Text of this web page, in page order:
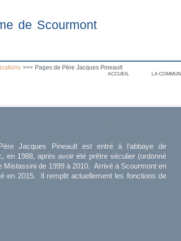
de Scourmont
ACCUEIL LA
>>> Pages de Père Jacques Pineault
Jacques Pineault est entré à l’abbaye de
en 1988, après avoir été prêtre séculier (ordonné
Mistassini de 1999 à 2010. Arrivé à Scourmont en
en 2015. Il remplit actuellement les fonctions de